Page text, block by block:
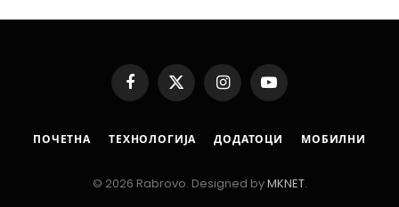
Facebook
X
(Twitter)
InstagramYouTube
ПОЧЕТНА ТЕХНОЛОГИЈА ДОДАТОЦИ МОБИЛНИ
© 2026 Rabrovo. Designed byMKNET.